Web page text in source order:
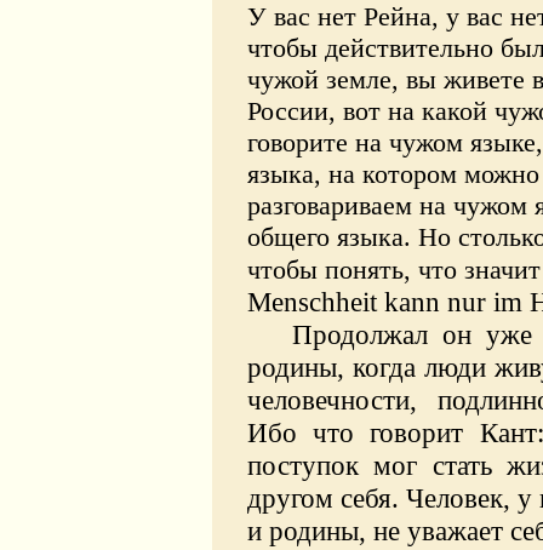
У вас нет Рейна, у вас
чтобы действительно
чужой земле, вы живете
России, вот на какой
говорите на чужом
языка, на котором
разговариваем на чужом
общего языка. Но
чтобы понять, что
Menschheit kann nur im
Продолжал он
родины, когда люди
человечности,
Ибо что говорит
поступок мог стать
другом себя. Человек, у
и родины, не уважает